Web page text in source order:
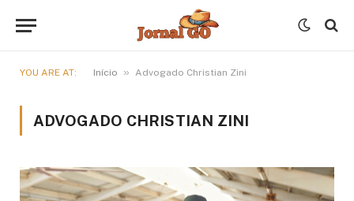
YOU ARE AT: Início » Advogado Christian Zini
ADVOGADO CHRISTIAN ZINI